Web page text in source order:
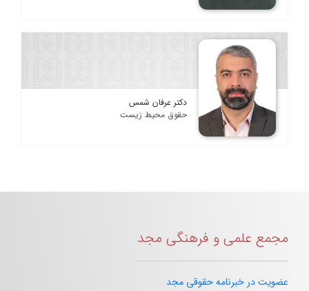
دکتر عرفان شمس
حقوق محیط زیست
مجمع علمی و فرهنگی مجد
عضویت در خبرنامه حقوقی مجد